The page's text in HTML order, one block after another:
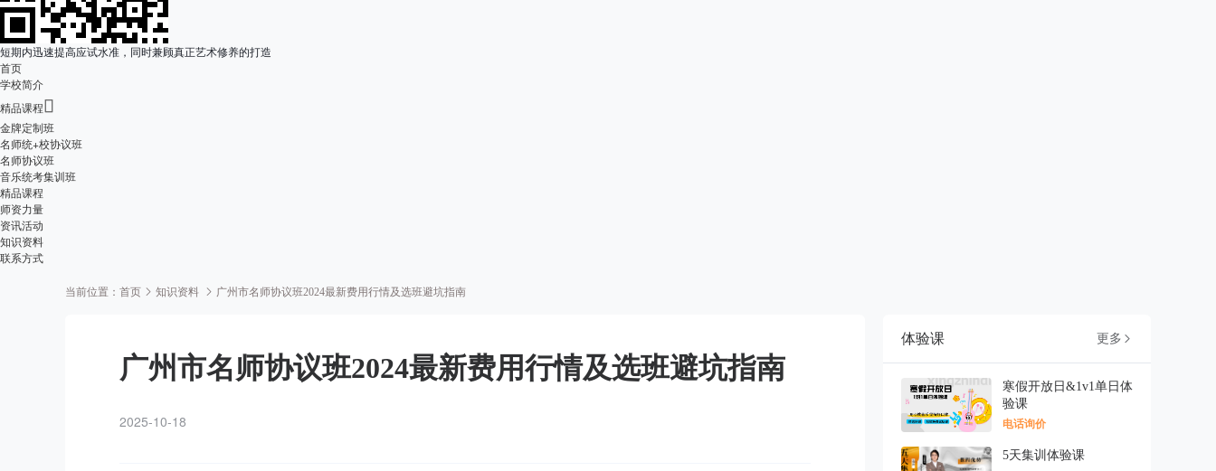
短期内迅速提高应试水准，同时兼顾真正艺术修养的打造
首页
学校简介
精品课程
金牌定制班
名师统+校协议班
名师协议班
音乐统考集训班
精品课程
师资力量
资讯活动
知识资料
联系方式
当前位置： 首页 知识资料 广州市名师协议班2024最新费用行情及选班避坑指南
广州市名师协议班2024最新费用行情及选班避坑指南
2025-10-18
体验课 更多 
寒假开放日&1v1单日体
验课
电话询价
5天集训体验课